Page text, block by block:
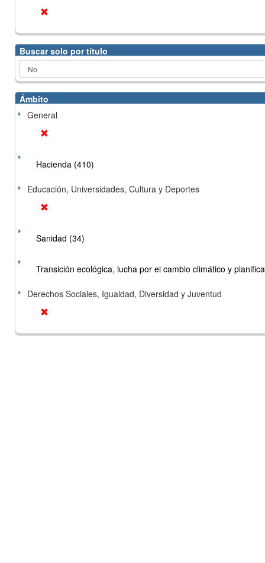
Buscar solo por título
Ámbito
General
Hacienda (410)
Educación, Universidades, Cultura y Deportes
Sanidad (34)
Transición ecológica, lucha por el cambio climático y
Derechos Sociales, Igualdad, Diversidad y Juventud